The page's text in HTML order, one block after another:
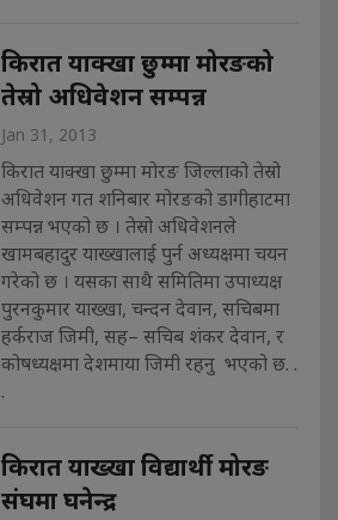
किरात याक्खा छुम्मा मोरङको
तेस्रो अधिवेशन सम्पन्न
Jan 31, 2013
किरात याक्खा छुम्मा मोरङ जिल्लाको तेस्रो
अधिवेशन गत शनिबार मोरङको डागीहाटमा
सम्पन्न भएको छ । तेस्रो अधिवेशनले
खामबहादुर याख्खालाई पुर्न अध्यक्षमा चयन
गरेको छ । यसका साथै समितिमा उपाध्यक्ष
पुरनकुमार याख्खा, चन्दन देवान, सचिबमा
हर्कराज जिमी, सह– सचिब शंकर देवान, र
कोषध्यक्षमा देशमाया जिमी रहनु भएको छ. .
.
किरात याख्खा विद्यार्थी मोरङ
संघमा घनेन्द्र